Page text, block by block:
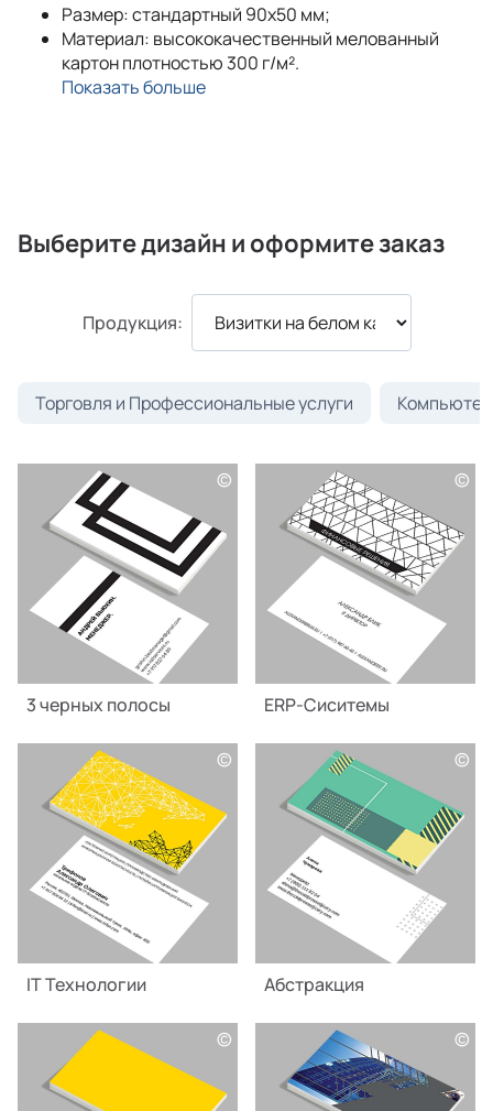
Размер: стандартный 90x50 мм;
Материал: высококачественный мелованный
картон плотностью 300 г/м².
Показать больше
Выберите дизайн и оформите заказ
Продукция:
Торговля и Профессиональные услуги
©
3 черных полосы
©
ERP-Сиситемы
©
IT Технологии
©
Абстракция
© ©